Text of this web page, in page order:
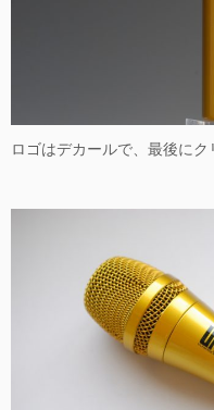
ロゴはデカールで、最後にク